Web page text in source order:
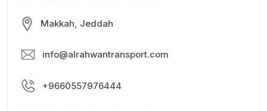
Makkah, Jeddah
info@alrahwantransport.com
+9660557976444